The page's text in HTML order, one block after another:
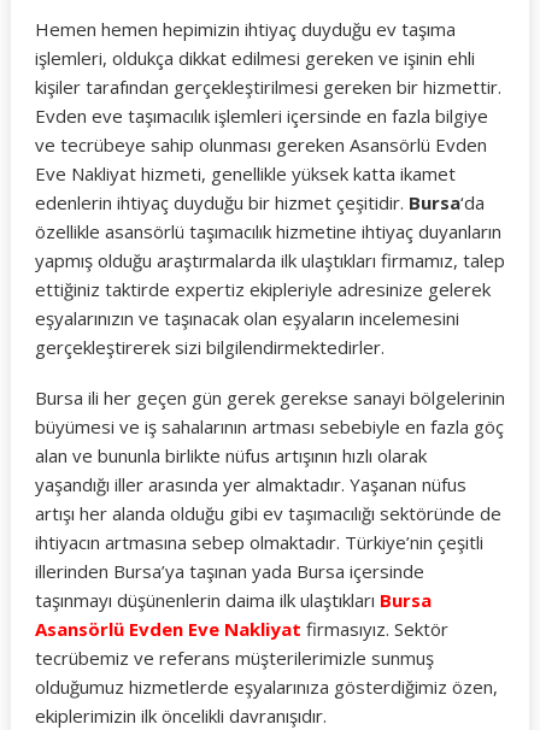
Hemen hemen hepimizin ihtiyaç duyduğu ev taşıma
işlemleri, oldukça dikkat edilmesi gereken ve işinin ehli
kişiler tarafından gerçekleştirilmesi gereken bir hizmettir.
Evden eve taşımacılık işlemleri içersinde en fazla bilgiye
ve tecrübeye sahip olunması gereken Asansörlü Evden
Eve Nakliyat hizmeti, genellikle yüksek katta ikamet
edenlerin ihtiyaç duyduğu bir hizmet çeşitidir. Bursa‘da
özellikle asansörlü taşımacılık hizmetine ihtiyaç duyanların
yapmış olduğu araştırmalarda ilk ulaştıkları firmamız, talep
ettiğiniz taktirde expertiz ekipleriyle adresinize gelerek
eşyalarınızın ve taşınacak olan eşyaların incelemesini
gerçekleştirerek sizi bilgilendirmektedirler.
Bursa ili her geçen gün gerek gerekse sanayi bölgelerinin
büyümesi ve iş sahalarının artması sebebiyle en fazla göç
alan ve bununla birlikte nüfus artışının hızlı olarak
yaşandığı iller arasında yer almaktadır. Yaşanan nüfus
artışı her alanda olduğu gibi ev taşımacılığı sektöründe de
ihtiyacın artmasına sebep olmaktadır. Türkiye’nin çeşitli
illerinden Bursa’ya taşınan yada Bursa içersinde
taşınmayı düşünenlerin daima ilk ulaştıkları Bursa
Asansörlü Evden Eve Nakliyat firmasıyız. Sektör
tecrübemiz ve referans müşterilerimizle sunmuş
olduğumuz hizmetlerde eşyalarınıza gösterdiğimiz özen,
ekiplerimizin ilk öncelikli davranışıdır.